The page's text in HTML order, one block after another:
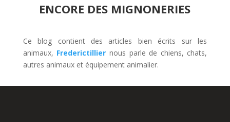
ENCORE DES MIGNONERIES
Ce blog contient des articles bien écrits sur les
animaux, Frederictillier nous parle de chiens, chats,
autres animaux et équipement animalier.